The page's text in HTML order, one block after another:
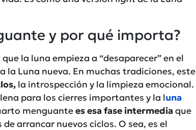
y por qué importa?
la luna empieza a “desaparecer” en el
la Luna nueva. En muchas tradiciones, este
la introspección y la limpieza emocional.
para los cierres importantes y la luna
menguantees esa fase intermedia que
arrancar nuevos ciclos. O sea, es el